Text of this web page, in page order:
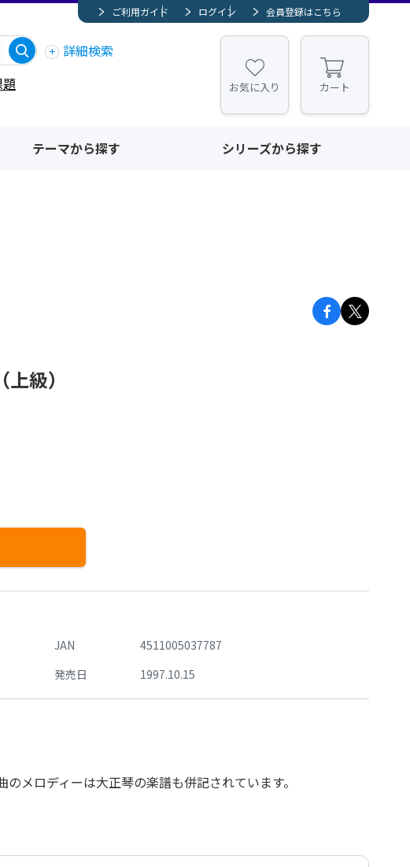
ご利用ガイド ログイン 会員登録はこちら
詳細検索
お気に入り カート
テーマから探す シリーズから探す
級）
JAN
4511005037787
発売日 1997.10.15
メロディーは大正琴の楽譜も併記されています。